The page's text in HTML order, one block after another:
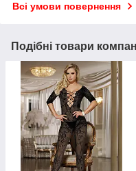
Всі умови повернення
Подібні товари